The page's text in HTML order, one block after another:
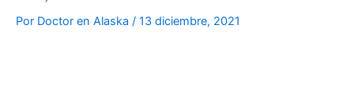
Por Doctor en Alaska / 13 diciembre, 2021